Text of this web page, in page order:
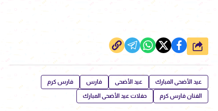
شارك
عيد الأضحى المبارك عيد الأضحى فارس فارس كرم
الفنان فارس كرم حفلات عيد الأضحى المبارك